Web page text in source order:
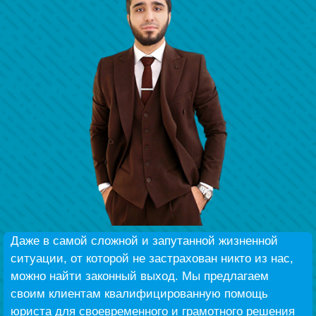
Ялыу биреү хеҙмәткәрҙәре
Даже в самой сложной и запутанной жизненной
ситуации, от которой не застрахован никто из нас,
можно найти законный выход. Мы предлагаем
своим клиентам квалифицированную помощь
юриста для своевременного и грамотного решения